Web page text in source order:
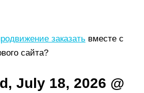
заказать вместе с
сайта?
July 18, 2026 @